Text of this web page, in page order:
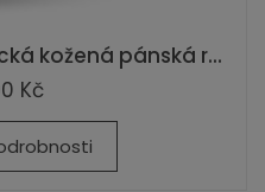
kožená pánská r...
Kč